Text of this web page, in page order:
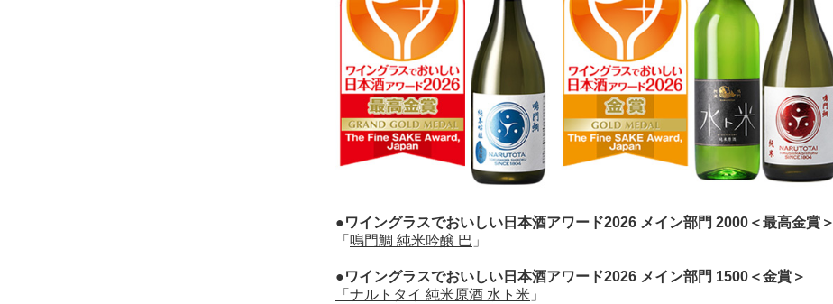
●ワイングラスでおいしい日本酒アワード2026 メイン部門 2000＜最高金賞＞
「 鳴門鯛 純米吟醸 巴 」
●ワイングラスでおいしい日本酒アワード2026 メイン部門 1500＜金賞＞
「ナルトタイ 純米原酒 水ト米 」